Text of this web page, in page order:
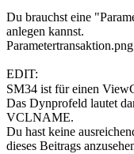
Du brauchst eine
anlegen kannst.
Parametertransaktion.png
EDIT:
SM34 ist für einen
Das Dynprofeld lautet
VCLNAME.
Du hast keine
dieses Beitrags